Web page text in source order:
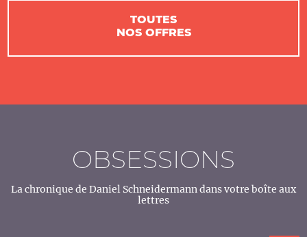
TOUTES
NOS OFFRES
OBSESSIONS
La chronique de Daniel Schneidermann dans votre boîte aux
lettres